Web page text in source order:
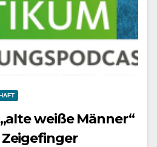
weiße Männer“